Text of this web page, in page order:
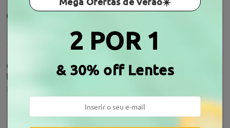
Comentários de clientes(1005)
Óculos super lindos. Não mostram a grossura das
lentes e com um ar mais juvenil.
by
2 POR 1
& 30% off Lentes